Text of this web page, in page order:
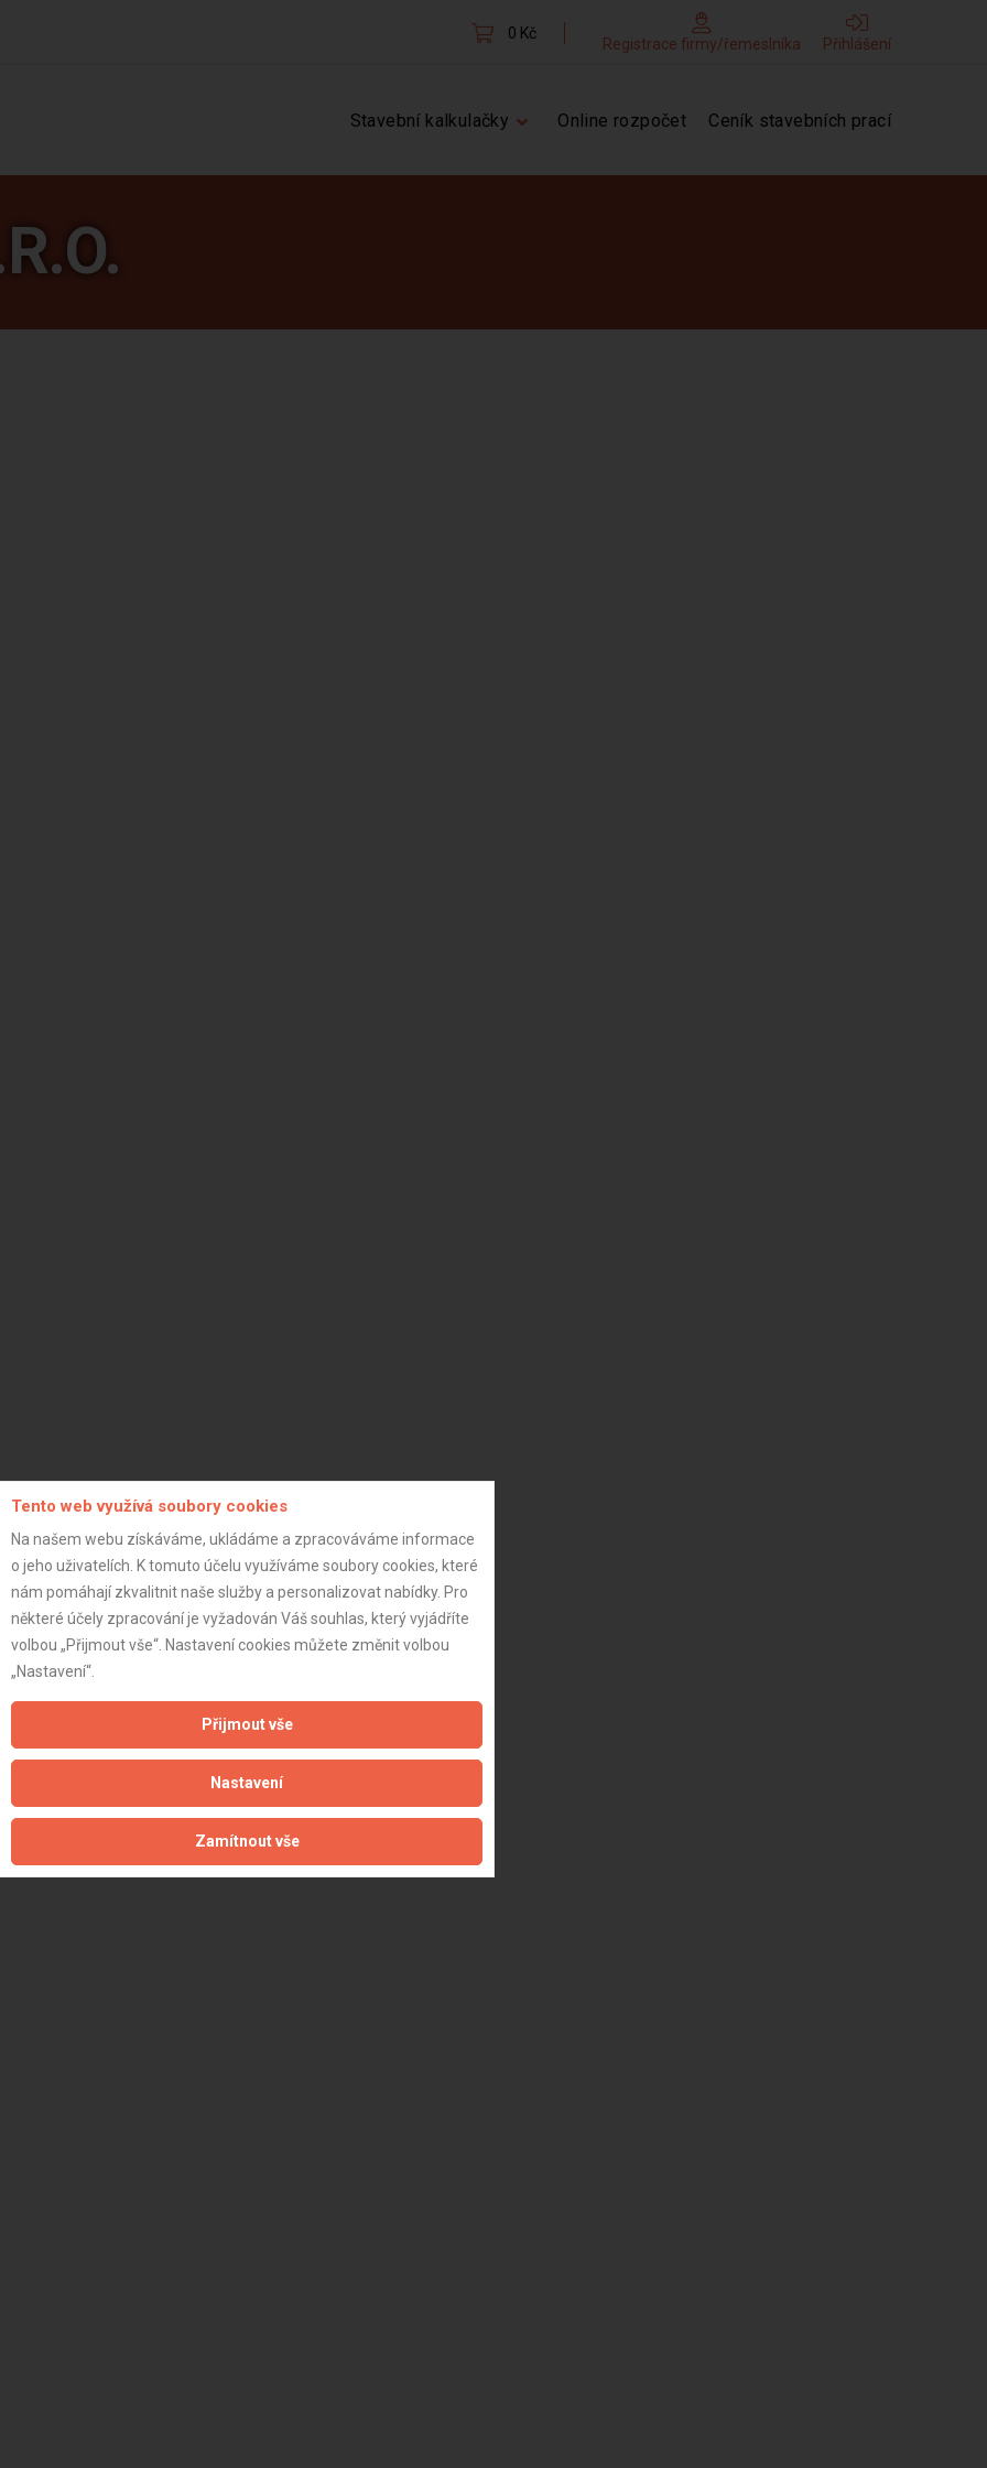
0 Kč
Registrace firmy/řemeslníka Přihlášení
Stavební kalkulačky Online rozpočet Ceník stavebních prací
Tento web využívá soubory cookies
Na našem webu získáváme, ukládáme a zpracováváme informace
o jeho uživatelích. K tomuto účelu využíváme soubory cookies, které
nám pomáhají zkvalitnit naše služby a personalizovat nabídky. Pro
některé účely zpracování je vyžadován Váš souhlas, který vyjádříte
volbou „Přijmout vše“. Nastavení cookies můžete změnit volbou
„Nastavení“.
Přijmout vše
Nastavení
Zamítnout vše